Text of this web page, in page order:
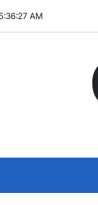
5:36:28 AM